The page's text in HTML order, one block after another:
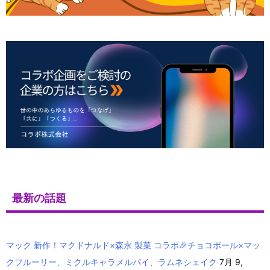
最新の話題
マック 新作！マクドナルド×森永 製菓 コラボ🎉チョコボール×マッ
クフルーリー、ミクルキャラメルパイ、ラムネシェイク 7月 9,